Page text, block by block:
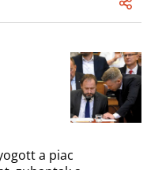
a piac